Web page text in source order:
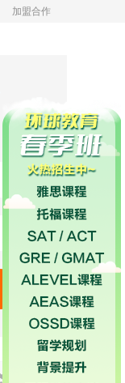
加盟合作